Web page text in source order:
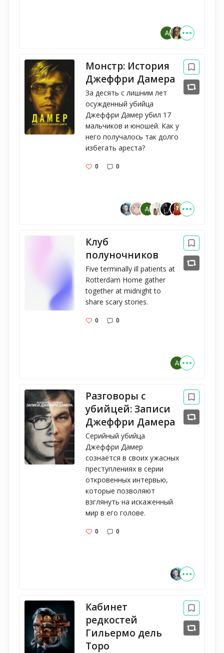
Монстр: История
Джеффри Дамера
За десять с лишним лет
осужденный убийца
Джеффри Дамер убил 17
мальчиков и юношей. Как у
него получалось так долго
избегать ареста?
0 0
Клуб
полуночников
Five terminally ill patients at
Rotterdam Home gather
together at midnight to
share scary stories.
0 0
Разговоры с
убийцей: Записи
Джеффри Дамера
Серийный убийца
Джеффри Дамер
сознаётся в своих ужасных
преступлениях в серии
откровенных интервью,
которые позволяют
взглянуть на искаженный
мир в его голове.
0 0
Кабинет
редкостей
Гильермо дель
Торо